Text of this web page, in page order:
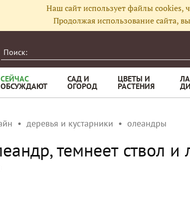
Наш сайт использует файлы cookies,
Продолжая использование сайта,
СЕЙЧАС
ОБСУЖДАЮТ
САД И
ОГОРОД
ЦВЕТЫ И
РАСТЕНИЯ
деревья и кустарники олеандры
темнеет ствол и